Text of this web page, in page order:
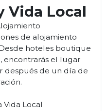
Vida Local
de alojamiento
hoteles boutique
encontrarás el lugar
después de un día de
Vida Local